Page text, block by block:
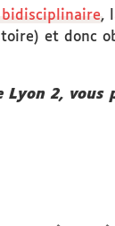
bidisciplinaire,
et donc
2, vous